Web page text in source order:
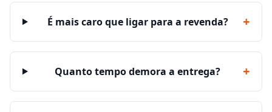
É mais caro que ligar para a revenda? +
Quanto tempo demora a entrega? +